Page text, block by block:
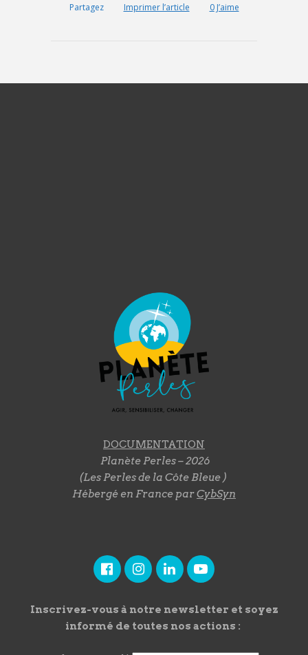
Partagez Imprimer l’article 0J’aime
DOCUMENTATION
Planète Perles – 2026
(Les Perles de la Côte Bleue )
Hébergé en France parCybSyn
Inscrivez-vous à notre newsletter et soyez
informé de toutes nos actions :